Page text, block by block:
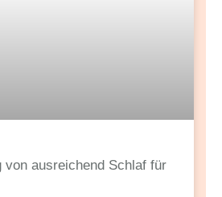
von ausreichend Schlaf für